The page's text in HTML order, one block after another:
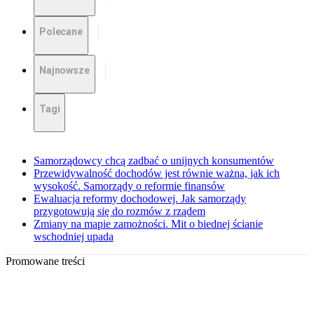
Polecane
Najnowsze
Tagi
Samorządowcy chcą zadbać o unijnych konsumentów
Przewidywalność dochodów jest równie ważna, jak ich
wysokość. Samorządy o reformie finansów
Ewaluacja reformy dochodowej. Jak samorządy
przygotowują się do rozmów z rządem
Zmiany na mapie zamożności. Mit o biednej ścianie
wschodniej upada
Promowane treści